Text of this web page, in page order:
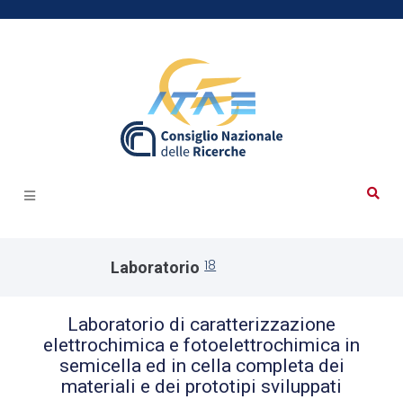
Laboratorio 18
Laboratorio di caratterizzazione
elettrochimica e fotoelettrochimica in
semicella ed in cella completa dei
materiali e dei prototipi sviluppati